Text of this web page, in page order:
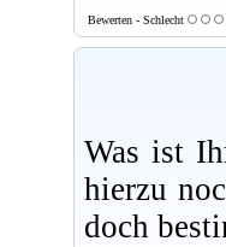
Bewerten - Schlecht
Was ist
hierzu
doch